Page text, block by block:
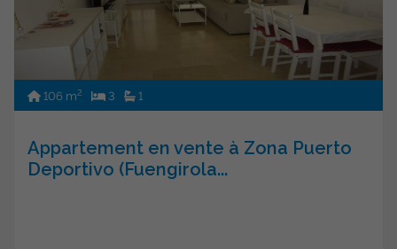
106 m2 3 1
Appartement en vente à Zona Puerto
Deportivo (Fuengirola...